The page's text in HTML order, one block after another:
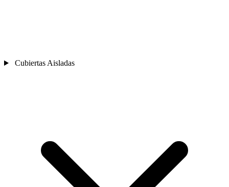
Cubiertas Aisladas